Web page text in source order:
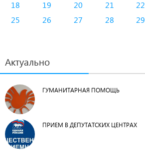
18
19 20 21 22
25
26 27 28 29
Актуально
ГУМАНИТАРНАЯ ПОМОЩЬ
ПРИЕМ В ДЕПУТАТСКИХ ЦЕНТРАХ